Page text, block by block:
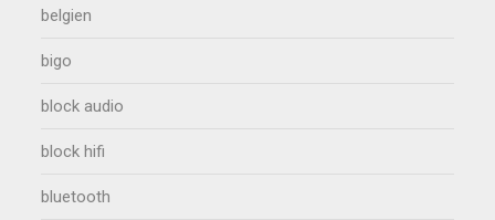
belgien
bigo
block audio
block hifi
bluetooth